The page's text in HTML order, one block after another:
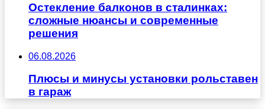
Остекление балконов в сталинках:
сложные нюансы и современные
решения
06.08.2026
Плюсы и минусы установки рольставен
в гараж